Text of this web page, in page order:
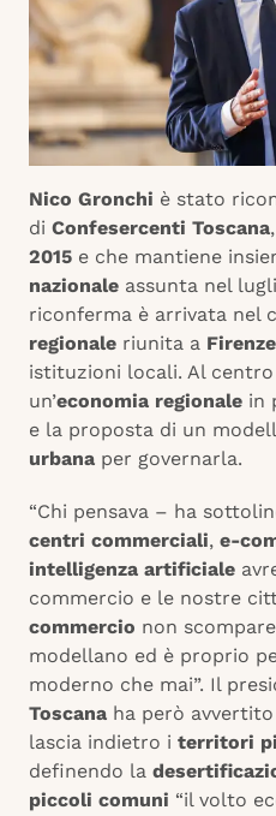
Nico Gronchi è stato
di Confesercenti Toscana
2015 e che mantiene
nazionale assunta nel
riconferma è arrivata nel
regionale riunita a Firenze
istituzioni locali. Al
un’economia regionale in
e la proposta di un
urbana per governarla.
“Chi pensava – ha
centri commerciali, e-
intelligenza artificiale
commercio e le nostre
commercio non
modellano ed è proprio
moderno che mai”. Il
Toscana ha però
lascia indietro i territori
definendo la
piccoli comuni “il volto